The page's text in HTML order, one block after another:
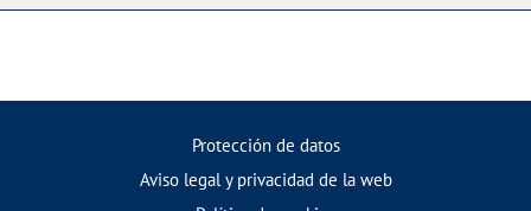
Protección de datos
Aviso legal y privacidad de la web